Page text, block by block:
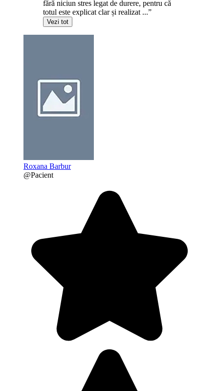
fără niciun stres legat de durere, pentru că
totul este explicat clar și realizat ...”
Vezi tot
Roxana Barbur
@Pacient